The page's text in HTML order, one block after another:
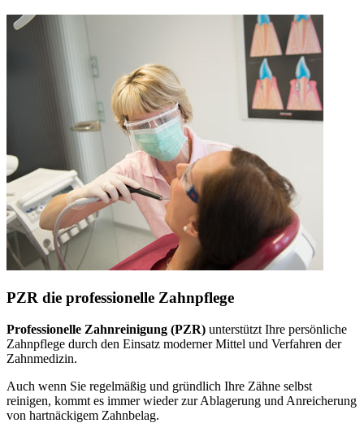
PZR die professionelle Zahnpflege
Professionelle Zahnreinigung (PZR) unterstützt Ihre persönliche
Zahnpflege durch den Einsatz moderner Mittel und Verfahren der
Zahnmedizin.
Auch wenn Sie regelmäßig und gründlich Ihre Zähne selbst
reinigen, kommt es immer wieder zur Ablagerung und Anreicherung
von hartnäckigem Zahnbelag.